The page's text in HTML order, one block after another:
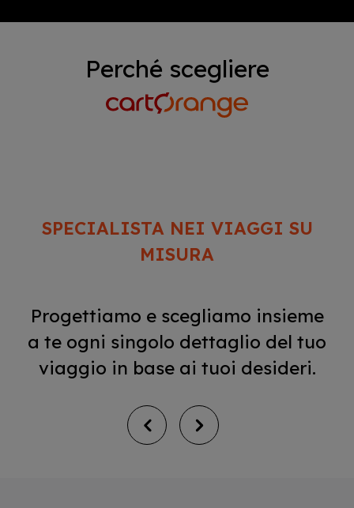
Perché scegliere
SPECIALISTA NEI VIAGGI SU
MISURA
Progettiamo e scegliamo insieme
a te ogni singolo dettaglio del tuo
viaggio in base ai tuoi desideri.